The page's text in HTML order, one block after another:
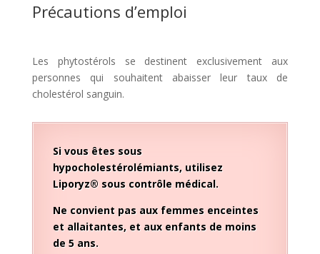
Précautions d’emploi
Les phytostérols se destinent exclusivement aux
personnes qui souhaitent abaisser leur taux de
cholestérol sanguin.
Si vous êtes sous
hypocholestérolémiants, utilisez
Liporyz® sous contrôle médical.
Ne convient pas aux femmes enceintes
et allaitantes, et aux enfants de moins
de 5 ans.